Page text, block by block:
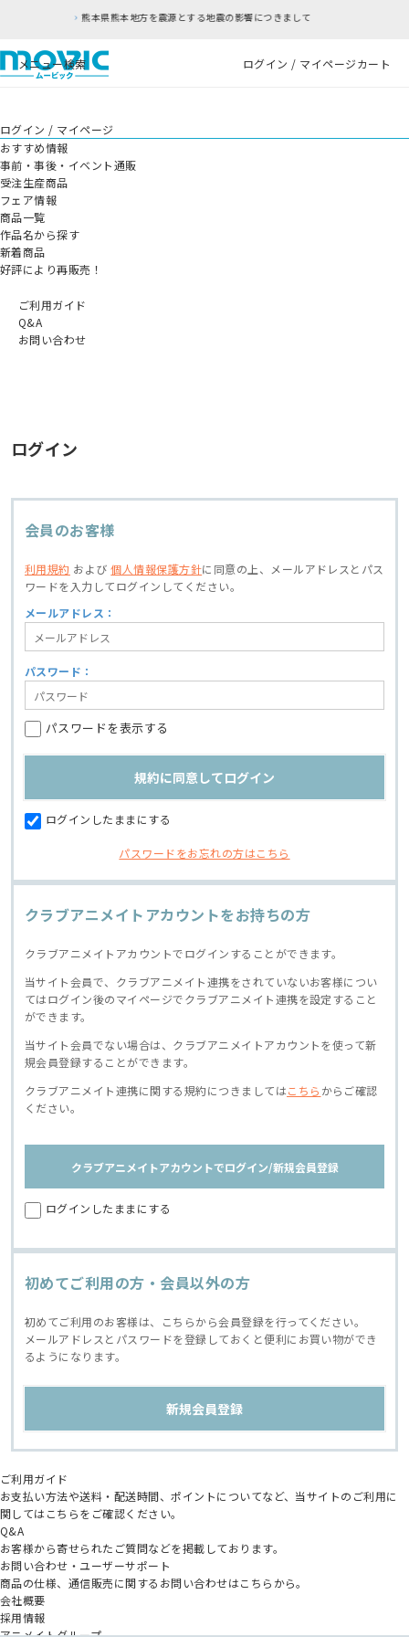
本県熊本地方を震源とする地震の影響につきまして
メニュー検索 ログイン / マイページカート
ログイン / マイページ
おすすめ情報
事前・事後・イベント通販
受注生産商品
フェア情報
商品一覧
作品名から探す
新着商品
好評により再販売！
ご利用ガイド
Q&A
お問い合わせ
ログイン
会員のお客様
利用規約 および個人情報保護方針に同意の上、
メールアドレスとパス
ワードを入力してログインしてください。
メールアドレス：
パスワード：
パスワードを表示する
ログインしたままにする
パスワードをお忘れの方はこちら
クラブアニメイトアカウントをお持ちの方
クラブアニメイトアカウントでログインすることができます。
当サイト会員で、クラブアニメイト連携をされていないお客様につい
てはログイン後のマイページでクラブアニメイト連携を設定すること
ができます。
当サイト会員でない場合は、クラブアニメイトアカウントを使って新
規会員登録することができます。
クラブアニメイト連携に関する規約につきましてはこちら からご確認
ください。
クラブアニメイトアカウントでログイン/新規会員登録
ログインしたままにする
初めてご利用の方・会員以外の方
初めてご利用のお客様は、こちらから会員登録を行ってください。
メールアドレスとパスワードを登録しておくと便利にお買い物ができ
るようになります。
ご利用ガイド
お支払い方法や送料・配送時間、ポイントについてなど、当サイトのご利用に
関してはこちらをご確認ください。
Q&A
お客様から寄せられたご質問などを掲載しております。
お問い合わせ・ユーザーサポート
商品の仕様、通信販売に関するお問い合わせはこちらから。
会社概要
採用情報